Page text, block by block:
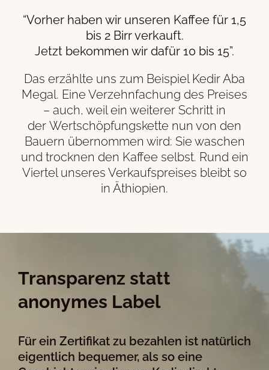
“Vorher haben wir unseren Kaffee für 1,5
bis 2 Birr verkauft.
Jetzt bekommen wir dafür 10 bis 15”.
Das erzählte uns zum Beispiel Kedir Aba
Megal. Eine Verzehnfachung des Preises
– auch, weil ein weiterer Schritt in
der Wertschöpfungskette nun von den
Bauern übernommen wird: Sie waschen
und trocknen den Kaffee selbst. Rund ein
Viertel unseres Verkaufspreises bleibt so
in Äthiopien.
Transparenz statt
anonymes Label
Für ein Zertifikat zu bezahlen ist natürlich
eigentlich bequemer, als so eine